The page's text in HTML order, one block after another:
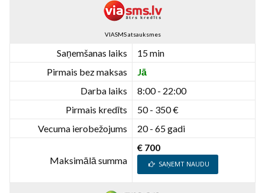
VIASMS atsauksmes
Saņemšanas laiks
15 min
Pirmais bez maksas
Jā
Darba laiks
8:00 - 22:00
Pirmais kredīts
50 - 350 €
Vecuma ierobežojums
20 - 65 gadi
Maksimālā summa
€ 700
SAŅEMT NAUDU